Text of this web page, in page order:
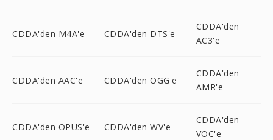
CDDA'den M4A'e CDDA'den DTS'e
CDDA'den
AC3'e
CDDA'den AAC'e CDDA'den OGG'e
CDDA'den
AMR'e
CDDA'den OPUS'e CDDA'den WV'e
CDDA'den
VOC'e